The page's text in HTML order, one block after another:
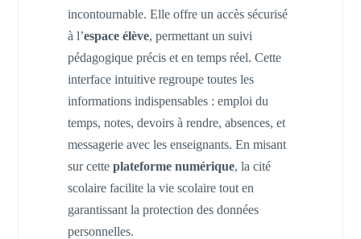
incontournable. Elle offre un accès sécurisé
à l’espace élève, permettant un suivi
pédagogique précis et en temps réel. Cette
interface intuitive regroupe toutes les
informations indispensables : emploi du
temps, notes, devoirs à rendre, absences, et
messagerie avec les enseignants. En misant
sur cette plateforme numérique, la cité
scolaire facilite la vie scolaire tout en
garantissant la protection des données
personnelles.